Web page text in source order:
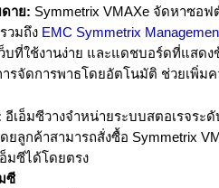
ดาย: Symmetrix VMAXe จัดหาซอฟ
วมถึง EMC Symmetrix
บที่ใช้งานง่าย และแดชบอร์ดที่แสดง
ารจัดการพาธโดยอัตโนมัติ ช่วยเพิ่ม
อีเอ็มซีวางจำหน่ายระบบสตอเรจระ
ยลูกค้าสามารถสั่งซื้อ Symmetrix
มซีได้โดยตรง
ซี